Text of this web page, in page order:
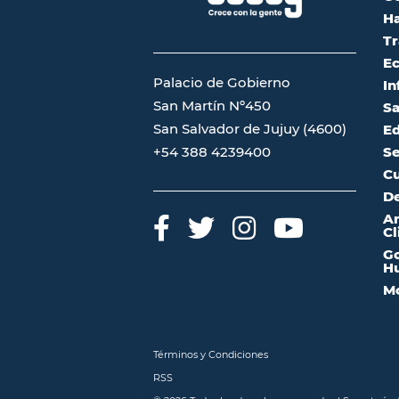
Palacio de Gobierno
San Martín Nº450
San Salvador de Jujuy (4600)
+54 388 4239400
Términos y Condiciones
RSS